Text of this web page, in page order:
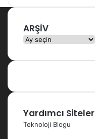
Arşiv
ARŞİV
ARŞİV
Yardımcı Siteler
Teknoloji Blogu